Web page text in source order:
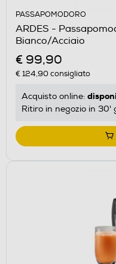
PASSAPOMODORO
ARDES -
Bianco/Acciaio
€ 99,90
€ 124,90consigliato
Acquisto online:
Ritiro in negozio in 30'